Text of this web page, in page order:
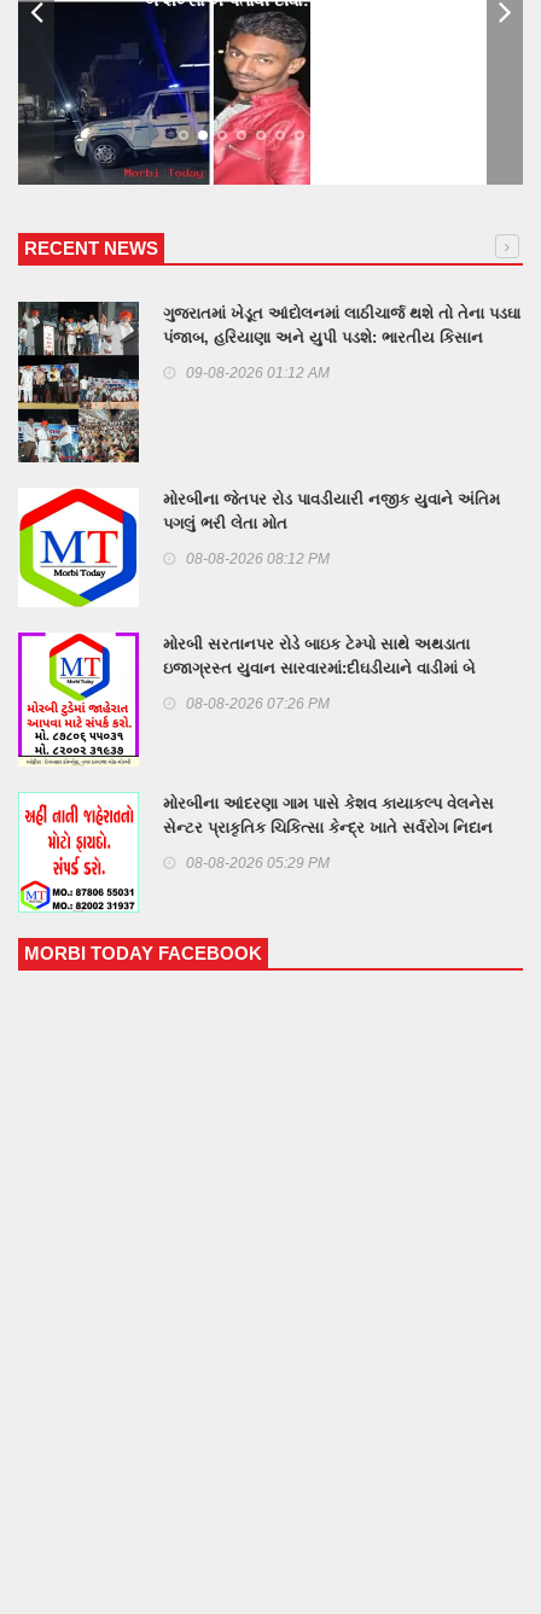
RECENT NEWS
ગુજરાતમાં ખેડૂત આંદોલનમાં લાઠીચાર્જ થશે તો તેના પડઘા
પંજાબ, હરિયાણા અને યુપી પડશે: ભારતીય કિસાન
09-08-2026 01:12 AM
મોરબીના જેતપર રોડ પાવડીયારી નજીક યુવાને અંતિમ
પગલું ભરી લેતા મોત
08-08-2026 08:12 PM
મોરબી સરતાનપર રોડે બાઇક ટેમ્પો સાથે અથડાતા
ઇજાગ્રસ્ત યુવાન સારવારમાં:દીઘડીયાને વાડીમાં બે
08-08-2026 07:26 PM
મોરબીના આંદરણા ગામ પાસે કેશવ કાયાકલ્પ વેલનેસ
સેન્ટર પ્રાકૃતિક ચિકિત્સા કેન્દ્ર ખાતે સર્વરોગ નિદાન
08-08-2026 05:29 PM
MORBI TODAY FACEBOOK